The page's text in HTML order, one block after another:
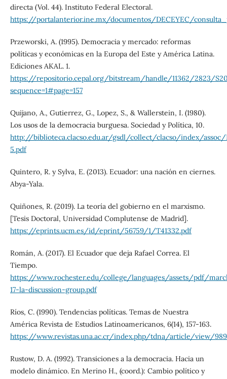
directa (Vol. 44). Instituto Federal Electoral.
https://portalanterior.ine.mx/documentos/DECEYEC/
Przeworski, A. (1995). Democracia y mercado: reformas
políticas y económicas en la Europa del Este y América Latina.
Ediciones AKAL. 1.
https://repositorio.cepal.org/bitstream/handle/11362/2823/
sequence=1#page=157
Quijano, A., Gutierrez, G., Lopez, S., & Wallerstein, I. (1980).
Los usos de la democracia burguesa. Sociedad y Política, 10.
http://biblioteca.clacso.edu.ar/gsdl/collect/clacso/index/assoc/
5.pdf
Quintero, R. y Sylva, E. (2013). Ecuador: una nación en ciernes.
Abya-Yala.
Quiñones, R. (2019). La teoría del gobierno en el marxismo.
[Tesis Doctoral, Universidad Complutense de Madrid].
https://eprints.ucm.es/id/eprint/56759/1/T41332.pdf
Román, A. (2017). El Ecuador que deja Rafael Correa. El
Tiempo.
https://www.rochester.edu/college/languages/assets/pdf/
17-la-discussion-group.pdf
Ríos, C. (1990). Tendencias políticas. Temas de Nuestra
América Revista de Estudios Latinoamericanos, 6(14), 157-163.
https://www.revistas.una.ac.cr/index.php/tdna/article/view/
Rustow, D. A. (1992). Transiciones a la democracia. Hacia un
modelo dinámico. En Merino H., (coord.): Cambio político y